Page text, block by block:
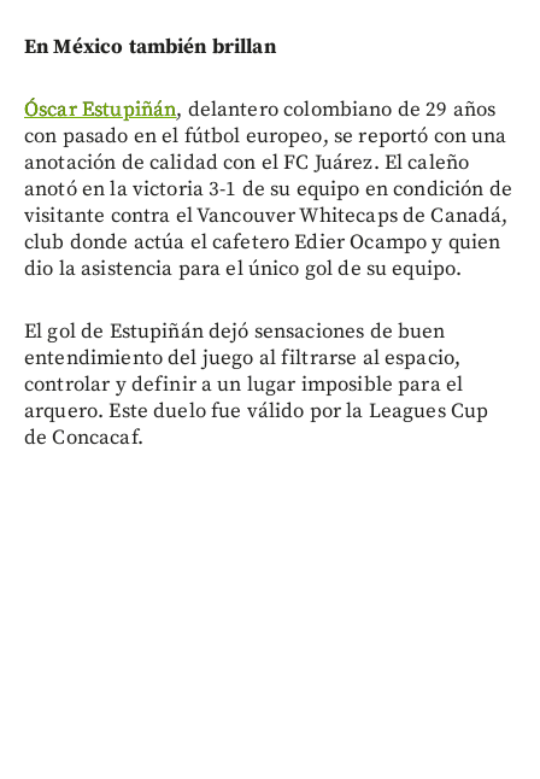
En México también brillan
Óscar Estupiñán, delantero colombiano de 29 años
con pasado en el fútbol europeo, se reportó con una
anotación de calidad con el FC Juárez. El caleño
anotó en la victoria 3-1 de su equipo en condición de
visitante contra el Vancouver Whitecaps de Canadá,
club donde actúa el cafetero Edier Ocampo y quien
dio la asistencia para el único gol de su equipo.
El gol de Estupiñán dejó sensaciones de buen
entendimiento del juego al filtrarse al espacio,
controlar y definir a un lugar imposible para el
arquero. Este duelo fue válido por la Leagues Cup
de Concacaf.